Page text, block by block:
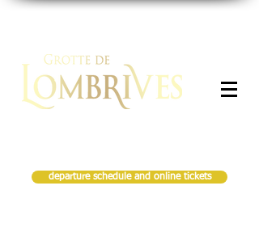
departure schedule and online tickets